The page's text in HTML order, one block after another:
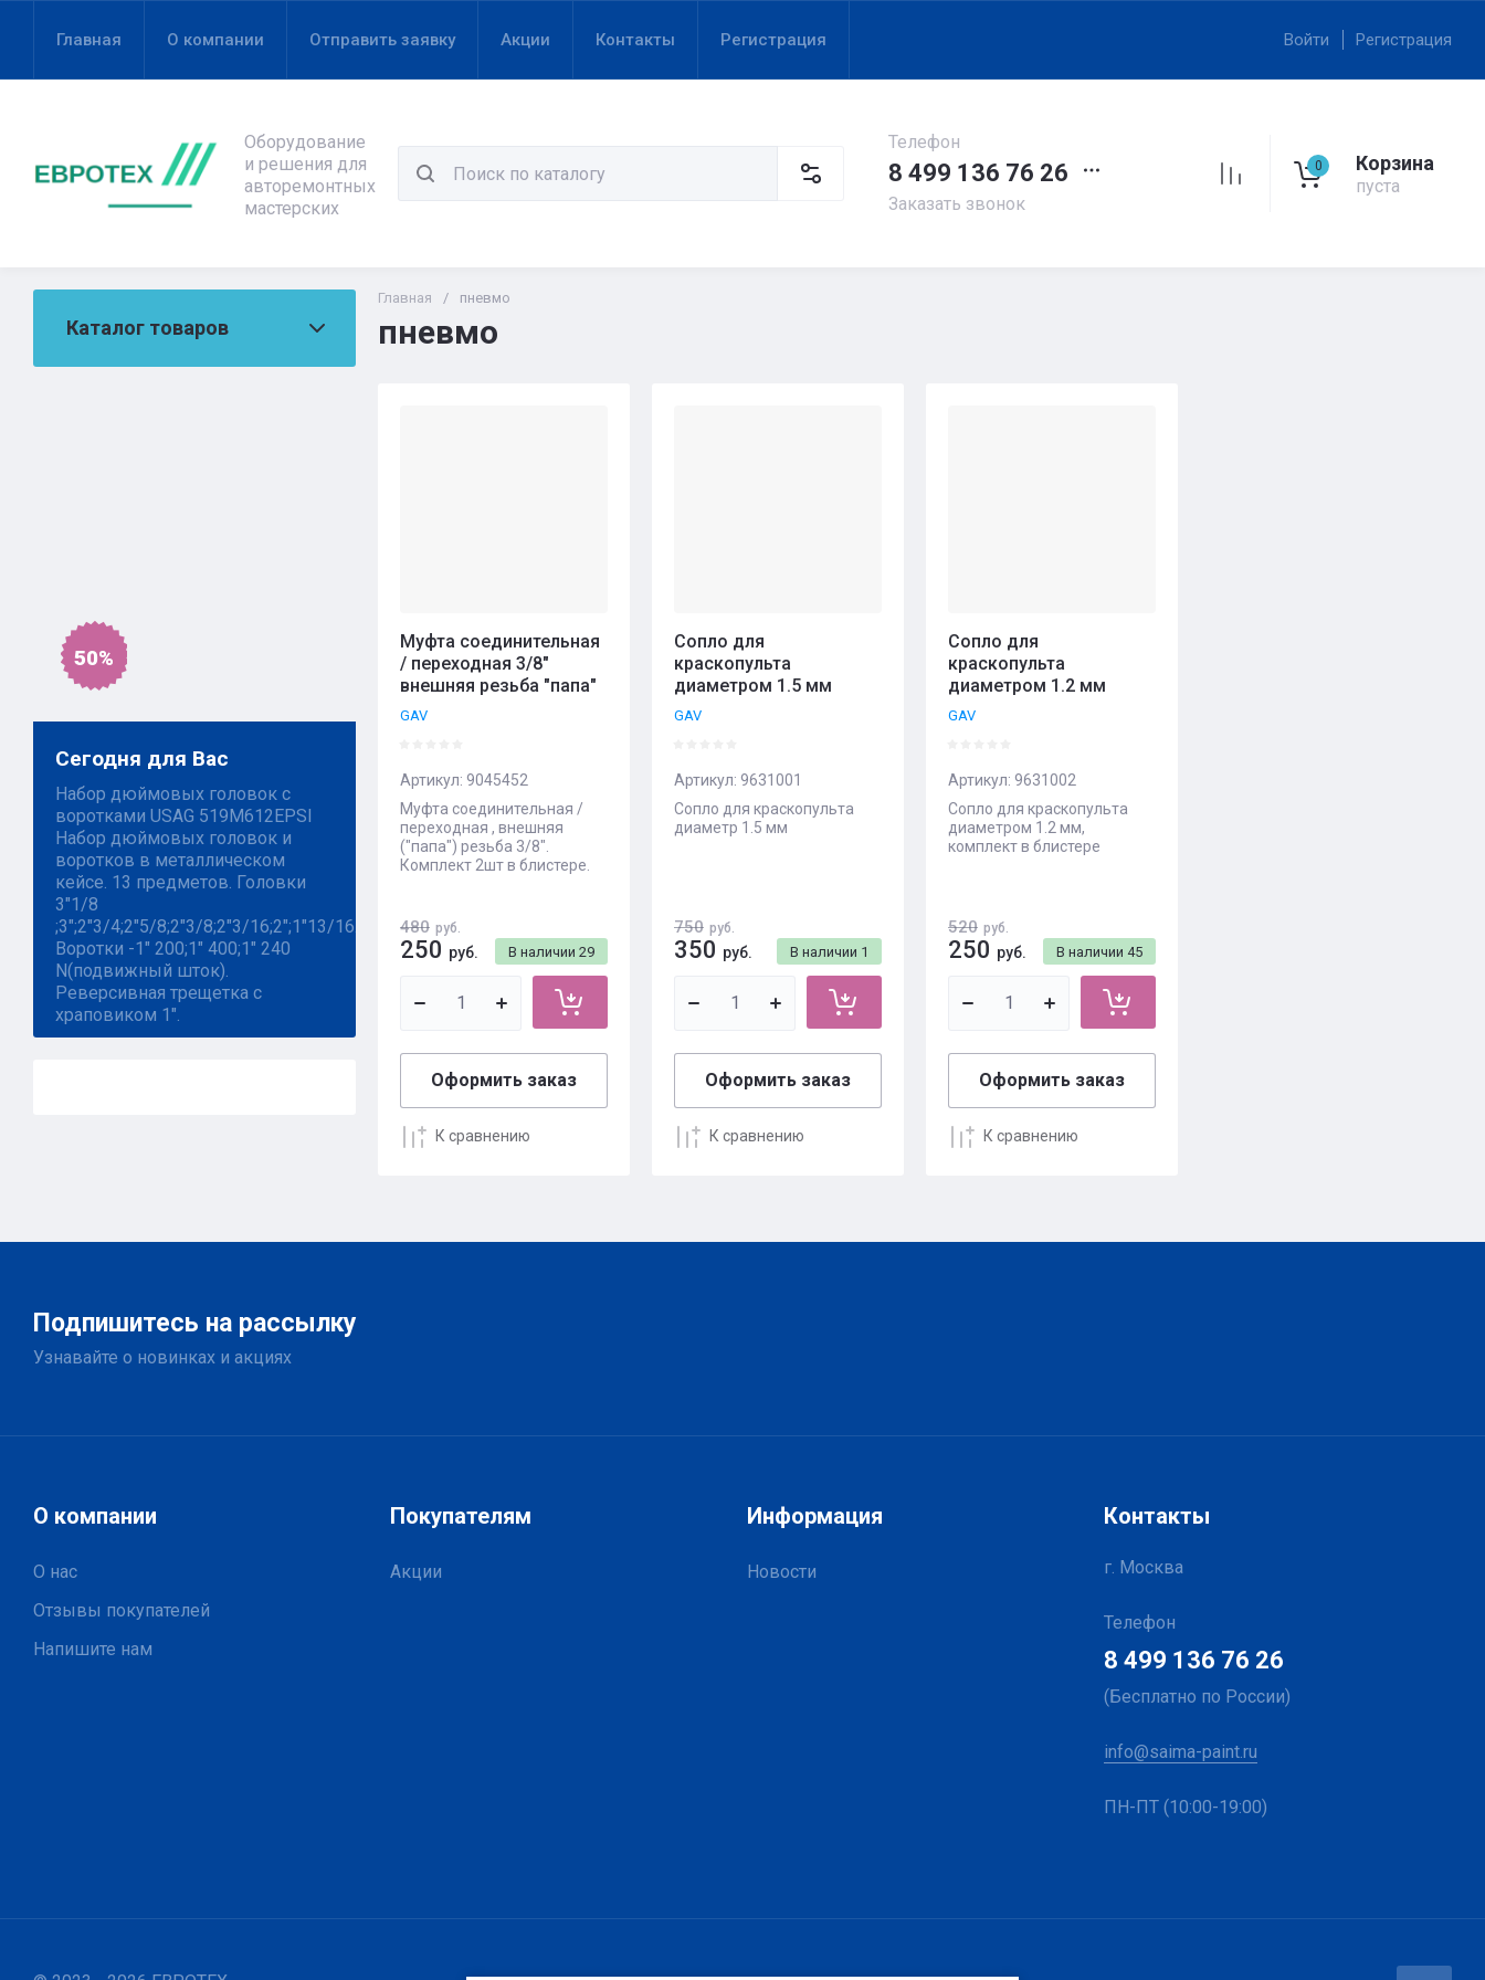
Главная О компании Отправить заявку Акции Контакты Регистрация Войти Регистрация
Оборудование
и решения для
авторемонтных
мастерских
Телефон
8 499 136 76 26
Заказать звонок
0 Корзина
пуста
Каталог товаров
50%
Сегодня для Вас
Набор дюймовых головок с
воротками USAG 519M612EPSI
Набор дюймовых головок и
воротков в металлическом
кейсе. 13 предметов. Головки
3"1/8
;3";2"3/4;2"5/8;2"3/8;2"3/16;2";1"13/16.
Воротки -1" 200;1" 400;1" 240
N(подвижный шток).
Реверсивная трещетка с
храповиком 1".
Главная / пневмо
пневмо
Муфта соединительная
/ переходная 3/8"
внешняя резьба "папа"
GAV
Артикул: 9045452
Муфта соединительная /
переходная , внешняя
("папа") резьба 3/8".
Комплект 2шт в блистере.
В наличии 29
480 руб.
250 руб.
Оформить заказ
К сравнению
Сопло для
краскопульта
диаметром 1.5 мм
GAV
Артикул: 9631001
Сопло для краскопульта
диаметр 1.5 мм
В наличии 1
750 руб.
350 руб.
Оформить заказ
К сравнению
Сопло для
краскопульта
диаметром 1.2 мм
GAV
Артикул: 9631002
Сопло для краскопульта
диаметром 1.2 мм,
комплект в блистере
В наличии 45
520 руб.
250 руб.
Оформить заказ
К сравнению
Подпишитесь на рассылку
Узнавайте о новинках и акциях
О компании
О нас
Отзывы покупателей
Напишите нам
Покупателям
Акции
Информация
Новости
Контакты
г. Москва
Телефон
8 499 136 76 26
(Бесплатно по России)
info@saima-paint.ru
ПН-ПТ (10:00-19:00)